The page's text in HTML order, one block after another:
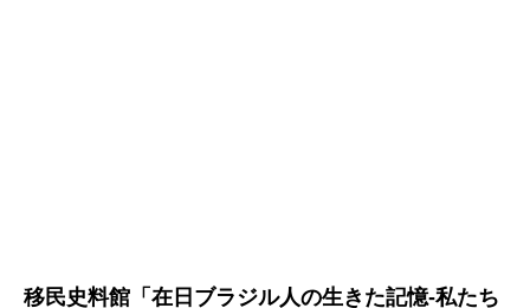
移民史料館「在日ブラジル人の生きた記憶-私たち